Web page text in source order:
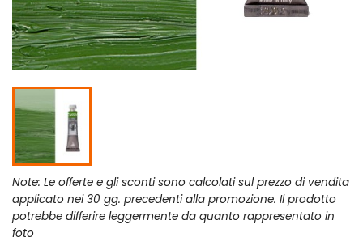
Note: Le offerte e gli sconti sono calcolati sul prezzo di vendita
applicato nei 30 gg. precedenti alla promozione. Il prodotto
potrebbe differire leggermente da quanto rappresentato in
foto